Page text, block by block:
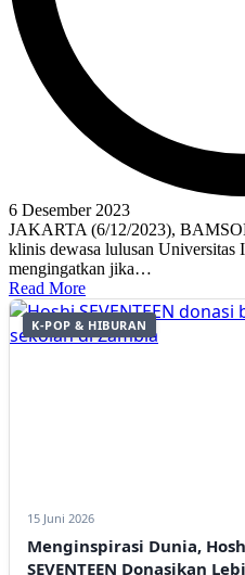
6 Desember 2023
JAKARTA (6/12/2023),
klinis dewasa lulusan Universitas
mengingatkan jika…
Read More
K-POP & HIBURAN
15 Juni 2026
Menginspirasi Dunia,
SEVENTEEN Donasikan